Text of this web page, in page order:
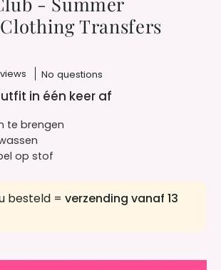
Transfers
No questions
in één keer af
te brengen
op stof
besteld = verzending vanaf 13